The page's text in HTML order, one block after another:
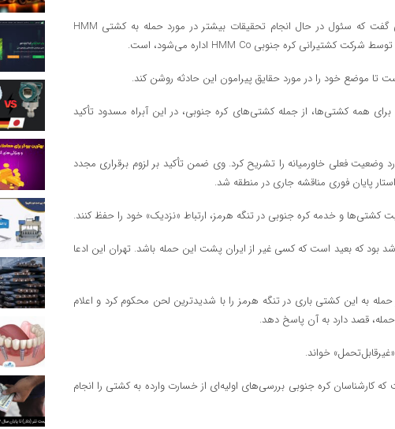
به گزارش اقتصاد آنلاین، چو به عراقچی گفت که سئول در حال انجام تحقیقات بیشتر در مورد حمله به کشتی HMM
تا موضع خود را در مورد حقایق پیرامون این حادثه روشن کند.
برای همه کشتی‌ها، از جمله کشتی‌های کره جنوبی، در این آبراه مسدود تأکید
وضعیت فعلی خاورمیانه را تشریح کرد. وی ضمن تأکید بر لزوم برقراری مجدد
پایان فوری مناقشه جاری در منطقه شد.
کشتی‌ها و خدمه کره جنوبی در تنگه هرمز، ارتباط «نزدیک» خود را حفظ کنند.
که بعید است که کسی غیر از ایران پشت این حمله باشد. تهران این ادعا
به این کشتی باری در تنگه هرمز را با شدیدترین لحن محکوم کرد و اعلام
قصد دارد به آن پاسخ دهد.
خواند.
کارشناسان کره جنوبی بررسی‌های اولیه‌ای از خسارت وارده به کشتی را انجام